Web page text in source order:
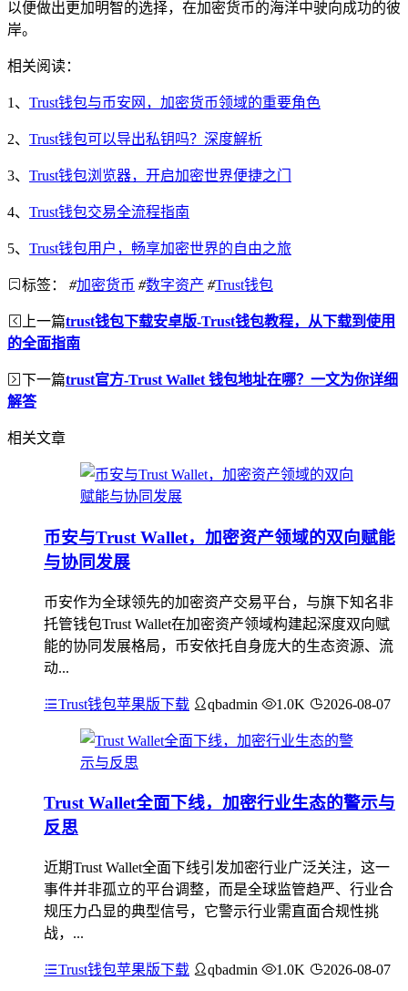
以便做出更加明智的选择，在加密货币的海洋中驶向成功的彼
岸。
相关阅读：
1、 Trust钱包与币安网，加密货币领域的重要角色
2、 Trust钱包可以导出私钥吗？深度解析
3、 Trust钱包浏览器，开启加密世界便捷之门
4、 Trust钱包交易全流程指南
5、 Trust钱包用户，畅享加密世界的自由之旅
标签： #加密货币 #数字资产 #Trust钱包
上一篇trust钱包下载安卓版-Trust钱包教程，从下载到使用
的全面指南
下一篇trust官方-Trust Wallet 钱包地址在哪？一文为你详细
解答
相关文章
币安与Trust Wallet，加密资产领域的双向赋能
与协同发展
币安作为全球领先的加密资产交易平台，与旗下知名非
托管钱包Trust Wallet在加密资产领域构建起深度双向赋
能的协同发展格局，币安依托自身庞大的生态资源、流
动...
Trust钱包苹果版下载 qbadmin 1.0K 2026-08-07
Trust Wallet全面下线，加密行业生态的警示与
反思
近期Trust Wallet全面下线引发加密行业广泛关注，这一
事件并非孤立的平台调整，而是全球监管趋严、行业合
规压力凸显的典型信号，它警示行业需直面合规性挑
战，...
Trust钱包苹果版下载 qbadmin 1.0K 2026-08-07